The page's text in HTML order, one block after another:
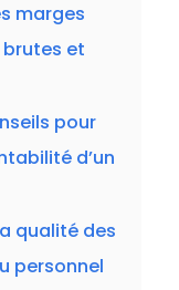
marges
et
pour
d’un
qualité des
personnel